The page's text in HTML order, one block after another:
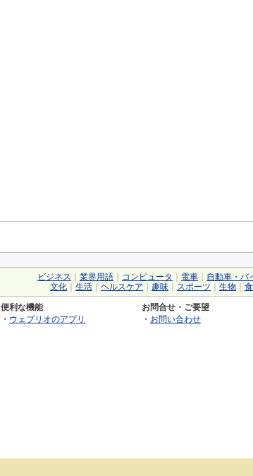
ビジネス 業界用語 コンピュータ 電車 自動車・バ
文化
生活 ヘルスケア 趣味 スポーツ 生物
便利な機能
・ ウェブリオのアプリ
お問合せ・ご要望
・ お問い合わせ